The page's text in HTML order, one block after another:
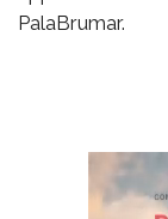
PalaBrumar.